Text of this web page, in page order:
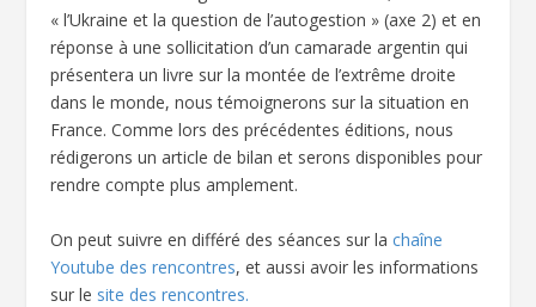
« l’Ukraine et la question de l’autogestion » (axe 2) et en
réponse à une sollicitation d’un camarade argentin qui
présentera un livre sur la montée de l’extrême droite
dans le monde, nous témoignerons sur la situation en
France. Comme lors des précédentes éditions, nous
rédigerons un article de bilan et serons disponibles pour
rendre compte plus amplement.
On peut suivre en différé des séances sur lachaîne
Youtube des rencontres, et aussi avoir les informations
sur le site des rencontres.